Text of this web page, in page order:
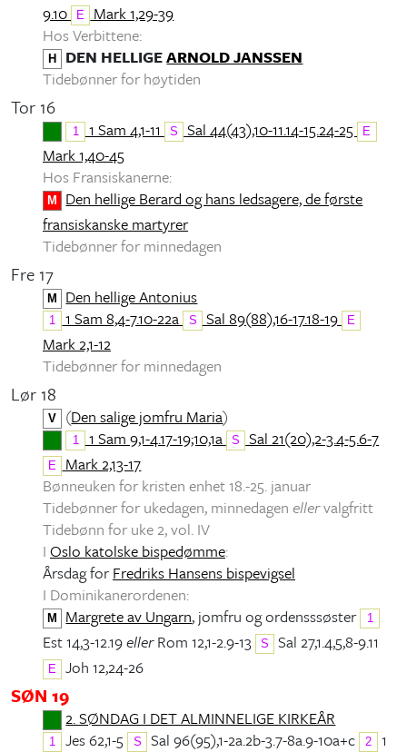
9.10
E
Mark 1,29-39
Hos Verbittene:
H DEN HELLIGEARNOLD JANSSEN
Tidebønner for høytiden
Tor 16
1 1 Sam 4,1-11 S Sal 44(43),10-11.14-15.24-25 E
Mark 1,40-45
Hos Fransiskanerne:
M
Den hellige Berard og hans ledsagere, de første
fransiskanske martyrer
Tidebønner for minnedagen
Fre 17
M Den hellige Antonius
1 1 Sam 8,4-7.10-22a S Sal 89(88),16-17.18-19 E
Mark 2,1-12
Tidebønner for minnedagen
Lør 18
V (Den salige jomfru Maria)
1 1 Sam 9,1-4.17-19;10,1a S Sal 21(20),2-3.4-5.6-7
E
Mark 2,13-17
Bønneuken for kristen enhet 18.-25. januar
Tidebønner for ukedagen, minnedagen ellervalgfritt
Tidebønn for uke 2, vol. IV
I Oslo katolske bispedømme:
Årsdag forFredriks Hansens bispevigsel
I Dominikanerordenen:
M Margrete av Ungarn, jomfru og ordensssøster 1
Est 14,3-12.19ellerRom 12,1-2.9-13 S Sal 27,1.4,5,8-9.11
E Joh 12,24-26
SØN 19
2. SØNDAG I DET ALMINNELIGE KIRKEÅR
1 Jes 62,1-5 S Sal 96(95),1-2a.2b-3.7-8a.9-10a+c 2
1